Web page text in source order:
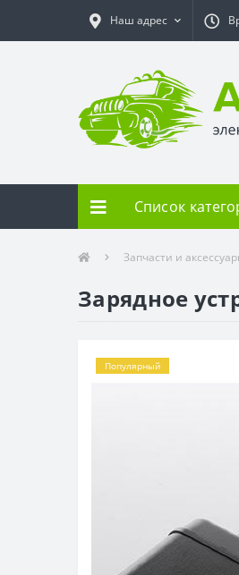
Наш адрес
Список
Запчасти и
Зарядное
Популярный